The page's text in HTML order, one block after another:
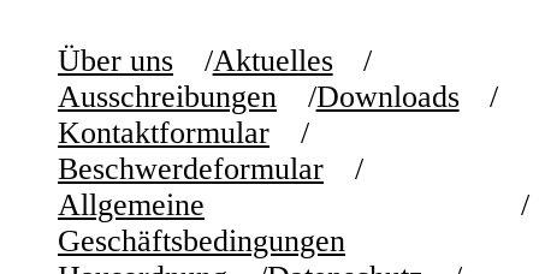
Über uns
Aktuelles
Ausschreibungen
Downloads
Kontaktformular
Beschwerdeformular
Allgemeine
Geschäftsbedingungen